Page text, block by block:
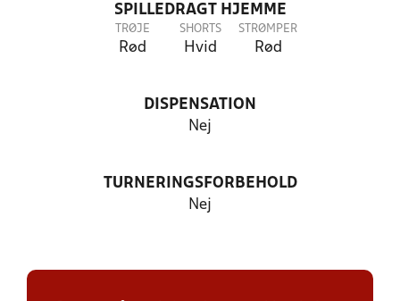
SPILLEDRAGT HJEMME
TRØJE
Rød
SHORTS
Hvid
STRØMPER
Rød
DISPENSATION
Nej
TURNERINGSFORBEHOLD
Nej